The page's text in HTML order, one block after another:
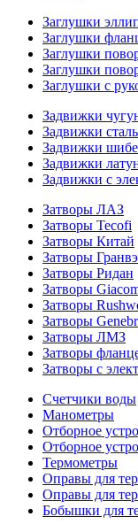
Заглушки
Заглушки
Заглушки
Заглушки
Заглушки с
Задвижки
Задвижки
Задвижки
Задвижки
Задвижки с
Затворы ЛАЗ
Затворы Tecofi
Затворы Китай
Затворы
Затворы Ридан
Затворы
Затворы
Затворы
Затворы ЛМЗ
Затворы
Затворы с
Счетчики воды
Манометры
Отборное
Отборное
Термометры
Оправы для
Оправы для
Бобышки для